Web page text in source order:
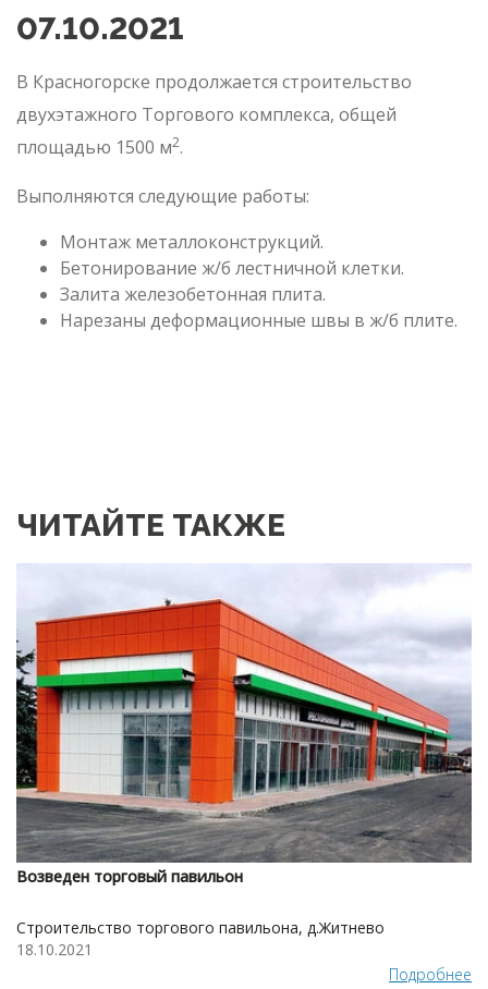
07.10.2021
В Красногорске продолжается строительство
двухэтажного Торгового комплекса, общей
площадью 1500 м2.
Выполняются следующие работы:
Монтаж металлоконструкций.
Бетонирование ж/б лестничной клетки.
Залита железобетонная плита.
Нарезаны деформационные швы в ж/б плите.
ЧИТАЙТЕ ТАКЖЕ
Возведен торговый павильон
Строительство торгового павильона, д.Житнево
18.10.2021
Подробнее